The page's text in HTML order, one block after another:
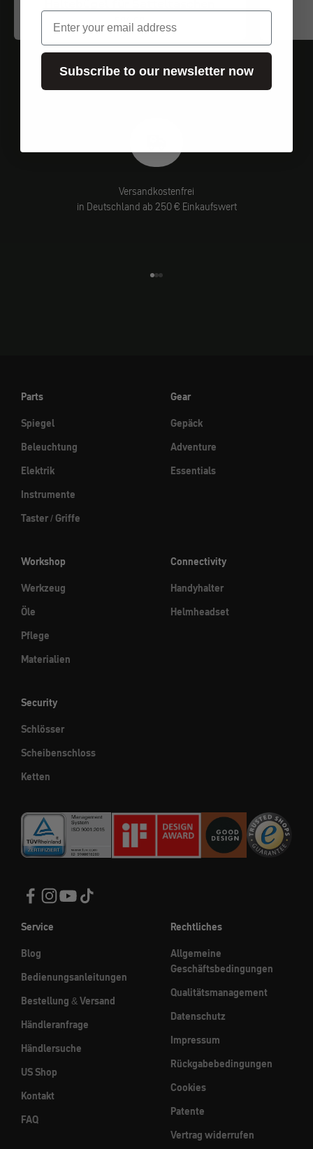
Angebot
$84.00
Versandkostenfrei
in Deutschland ab 250 € Einkaufswert
Gehe zu Element 1
Gehe zu Element 2
Gehe zu Element 3
Parts
Spiegel
Beleuchtung
Elektrik
Instrumente
Taster / Griffe
Gear
Gepäck
Adventure
Essentials
Workshop
Werkzeug
Öle
Pflege
Materialien
Connectivity
Handyhalter
Helmheadset
Security
Schlösser
Scheibenschloss
Ketten
Service
Blog
Bedienungsanleitungen
Bestellung & Versand
Händleranfrage
Händlersuche
US Shop
Kontakt
FAQ
Rechtliches
Allgemeine
Geschäftsbedingungen
Qualitätsmanagement
Datenschutz
Impressum
Rückgabebedingungen
Cookies
Patente
Vertrag widerrufen
Email
Subscribe to our newsletter now